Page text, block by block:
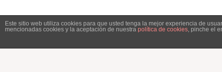
Este sitio web utiliza cookies para que usted tenga la mejor experiencia de
mencionadas cookies y la aceptación de nuestra política de cookies , pinche el